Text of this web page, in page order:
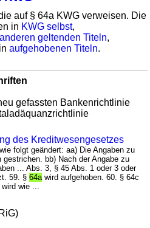
auf § 64a KWG verweisen. Die
in KWG selbst,
anderen geltenden Titeln,
aufgehobenen Titeln.
gefassten Bankenrichtlinie
des Kreditwesengesetzes
folgt geändert: aa) Die Angaben zu
gestrichen. bb) Nach der Angabe zu
... Abs. 3, § 45 Abs. 1 oder 3 oder
59. §64a wird aufgehoben. 60. § 64c
wie ...